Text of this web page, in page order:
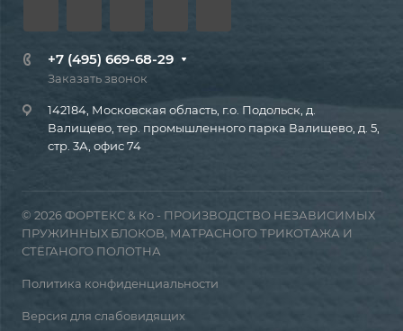
+7 (495) 669-68-29
Заказать звонок
142184, Московская область, г.о. Подольск, д.
Валищево, тер. промышленного парка Валищево, д. 5,
стр. 3А, офис 74
© 2026 ФОРТЕКС & Ко - ПРОИЗВОДСТВО НЕЗАВИСИМЫХ
ПРУЖИННЫХ БЛОКОВ, МАТРАСНОГО ТРИКОТАЖА И
СТЁГАНОГО ПОЛОТНА
Политика конфиденциальности
Версия для слабовидящих